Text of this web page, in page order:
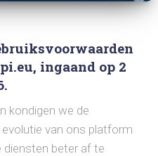
ingaand op 2
kondigen we de
van ons platform
diensten beter af te